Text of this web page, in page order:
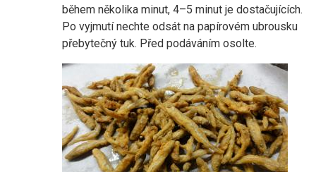
během několika minut, 4–5 minut je dostačujících.
Po vyjmutí nechte odsát na papírovém ubrousku
přebytečný tuk. Před podáváním osolte.